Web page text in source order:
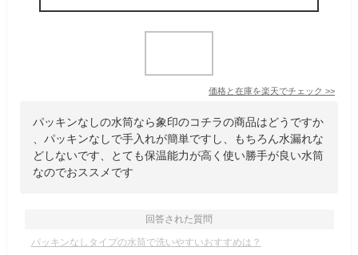
価格と在庫を楽天でチェック >>
パッキンなしの水筒なら象印のコチラの商品はどうですか
、パッキンなしで手入れが簡単ですし、もちろん水漏れな
どしないです、とても保温能力が高く使い勝手が良い水筒
なのでおススメです
回答された質問
パッキンなしタイプの水筒で洗いやすいおすすめは？